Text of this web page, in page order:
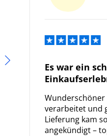
Es war ein
Wunderschöner
verarbeitet und
Lieferung kam
angekündigt –